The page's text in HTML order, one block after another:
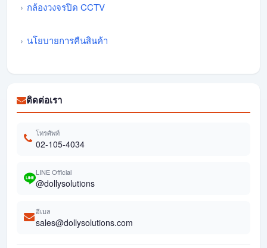
กล้องวงจรปิด CCTV
นโยบายการคืนสินค้า
ติดต่อเรา
โทรศัพท์
02-105-4034
LINE Official
@dollysolutions
อีเมล
sales@dollysolutions.com